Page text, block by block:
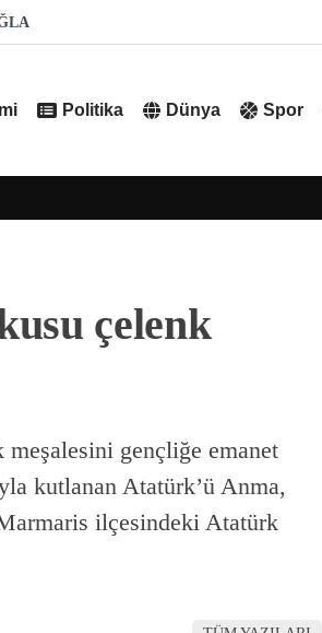
Politika Dünya Spor
çelenk
meşalesini gençliğe emanet
kutlanan Atatürk’ü Anma,
ilçesindeki Atatürk